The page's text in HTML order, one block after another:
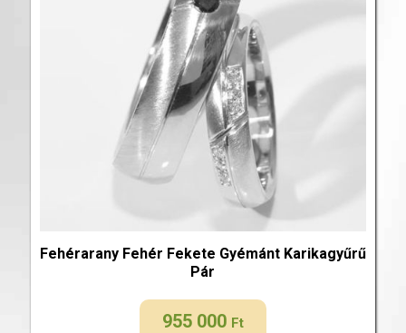
Fehérarany Fehér Fekete Gyémánt Karikagyűrű
Pár
955 000 Ft